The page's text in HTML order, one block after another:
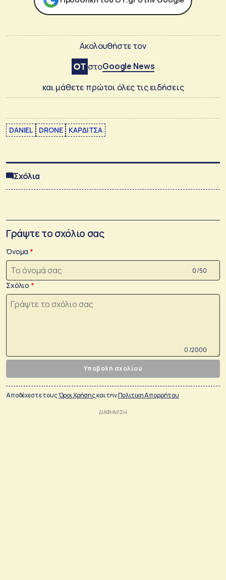
Ακολουθήστε τον
στοGoogle News
και μάθετε πρώτοι όλες τις ειδήσεις
DANIEL DRONE ΚΑΡΔΙΤΣΑ
Σχόλια
Γράψτε το σχόλιο σας
Όνομα
0 /50
Σχόλιο
0 /2000
Υποβολή σχολίου
Αποδέχεστε τουςΌροι Χρήσηςκαι τηνΠολιτικη Απορρήτου